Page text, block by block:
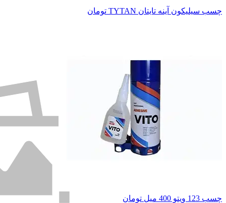
چسب سیلیکون آینه تایتان TYTAN تومان
چسب 123 ویتو 400 میل تومان